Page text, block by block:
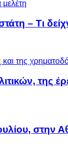
– Τι
της
στην